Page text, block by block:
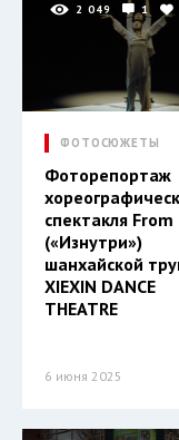
2 049 1
ФОТОСЮЖЕТЫ
Фоторепортаж
спектакля From
(«Изнутри»)
шанхайской
XIEXIN DANCE
THEATRE
6 июня 2025